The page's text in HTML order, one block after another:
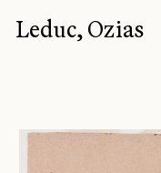
Leduc, Ozias